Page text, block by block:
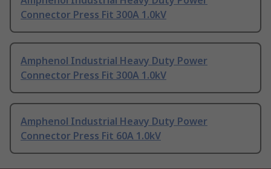
Connector Press Fit 300A 1.0kV
Amphenol Industrial Heavy Duty Power
Connector Press Fit 300A 1.0kV
Amphenol Industrial Heavy Duty Power
Connector Press Fit 60A 1.0kV